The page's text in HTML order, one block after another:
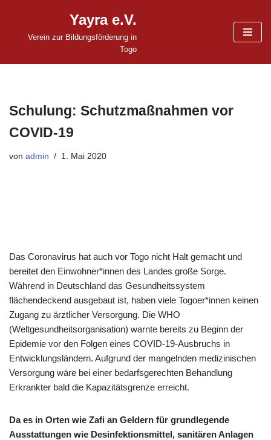
Yayra e.V.
Verein zur Bildungsförderung in
Togo
Schulung: Schutzmaßnahmen vor
COVID-19
von admin 1. Mai 2020
Das Coronavirus hat auch vor Togo nicht Halt gemacht und
bereitet den Einwohner*innen des Landes große Sorge.
Während in Deutschland das Gesundheitssystem
flächendeckend ausgebaut ist, haben viele Togoer*innen keinen
Zugang zu ärztlicher Versorgung. Die WHO
(Weltgesundheitsorganisation) warnte bereits zu Beginn der
Epidemie vor den Folgen eines COVID-19-Ausbruchs in
Entwicklungsländern. Aufgrund der mangelnden medizinischen
Versorgung wäre bei einer bedarfsgerechten Behandlung
Erkrankter bald die Kapazitätsgrenze erreicht.
Da es in Orten wie Zafi an Geldern für grundlegende
Ausstattungen wie Desinfektionsmittel, sanitären Anlagen